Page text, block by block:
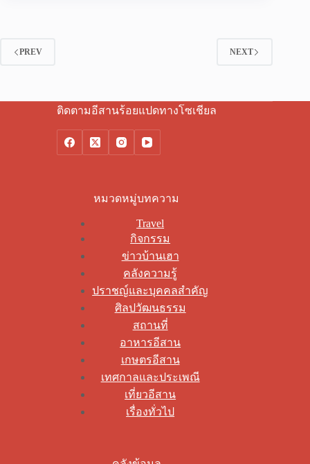
PREV NEXT
ติดตามอีสานร้อยแปดทางโซเชียล
หมวดหมู่บทความ
Travel
กิจกรรม
ข่าวบ้านเฮา
คลังความรู้
ปราชญ์และบุคคลสำคัญ
ศิลปวัฒนธรรม
สถานที่
อาหารอีสาน
เกษตรอีสาน
เทศกาลและประเพณี
เที่ยวอีสาน
เรื่องทั่วไป